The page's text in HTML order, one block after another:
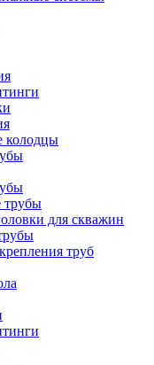
колодцы
трубы
для скважин
труб